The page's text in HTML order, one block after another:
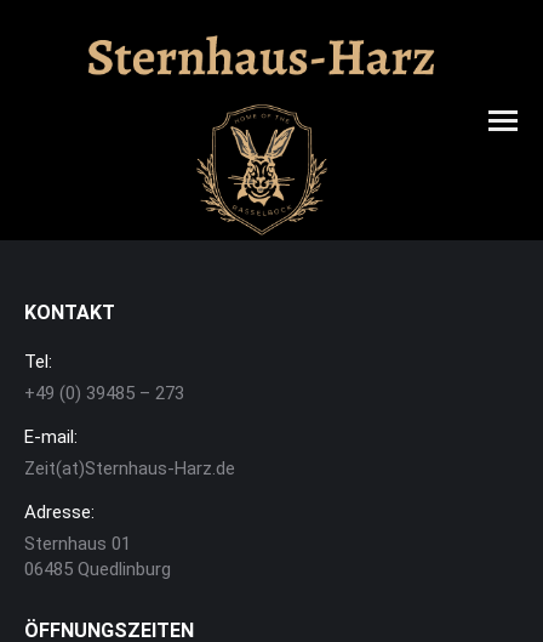
KONTAKT
Tel:
+49 (0) 39485 – 273
E-mail:
Zeit(at)Sternhaus-Harz.de
Adresse:
Sternhaus 01
06485 Quedlinburg
ÖFFNUNGSZEITEN